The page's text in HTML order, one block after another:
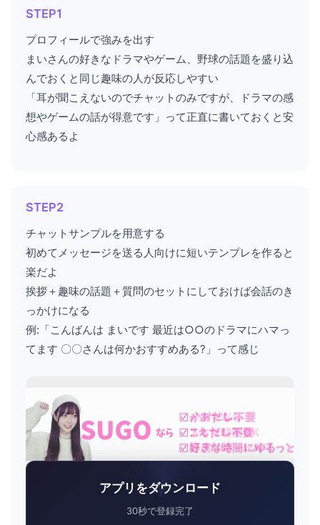
STEP1
プロフィールで強みを出す
まいさんの好きなドラマやゲーム、野球の話題を盛り込
んでおくと同じ趣味の人が反応しやすい
「耳が聞こえないのでチャットのみですが、ドラマの感
想やゲームの話が得意です」って正直に書いておくと安
心感あるよ
STEP2
チャットサンプルを用意する
初めてメッセージを送る人向けに短いテンプレを作ると
楽だよ
挨拶＋趣味の話題＋質問のセットにしておけば会話のき
っかけになる
例:「こんばんは まいです 最近は○○のドラマにハマっ
てます 〇〇さんは何かおすすめある?」って感じ
アプリをダウンロード
30秒で登録完了